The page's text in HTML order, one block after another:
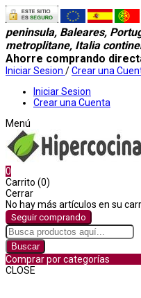
peninsula, Baleares,
metroplitane, Italia
Ahorre comprando
Iniciar Sesion /Crear una
Iniciar Sesion
Crear una Cuenta
Menú
0
Carrito (0)
Cerrar
No hay más artículos en su
Seguir comprando
Buscar
Comprar por categorías
CLOSE